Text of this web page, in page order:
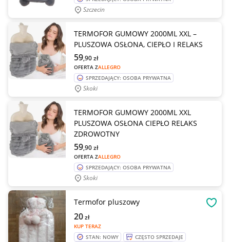
Szczecin
TERMOFOR GUMOWY 2000ML XXL –
PLUSZOWA OSŁONA, CIEPŁO I RELAKS
OFERTA ZALLEGRO
59,90zł
SPRZEDAJĄCY: OSOBA PRYWATNA
Skoki
TERMOFOR GUMOWY 2000ML XXL
PLUSZOWA OSŁONA CIEPŁO RELAKS
ZDROWOTNY
OFERTA ZALLEGRO
59,90zł
SPRZEDAJĄCY: OSOBA PRYWATNA
Skoki
Termofor pluszowy
KUP TERAZ
20zł
STAN: NOWY
CZĘSTO SPRZEDAJE